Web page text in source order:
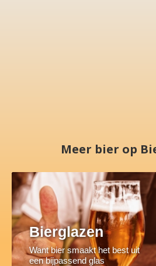
Meer bier op
Bierglazen
Want bier smaakt het best uit
een bijpassend glas